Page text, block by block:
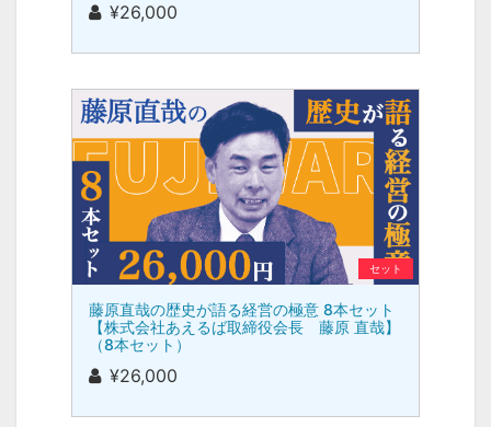
¥26,000
セット
藤原直哉の歴史が語る経営の極意 8本セット
【株式会社あえるば取締役会長 藤原 直哉】
（8本セット）
¥26,000